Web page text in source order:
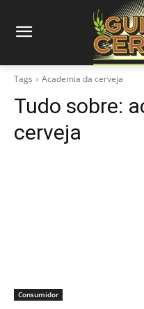
Tags Academia da cerveja
Tudo sobre:
cerveja
Consumidor